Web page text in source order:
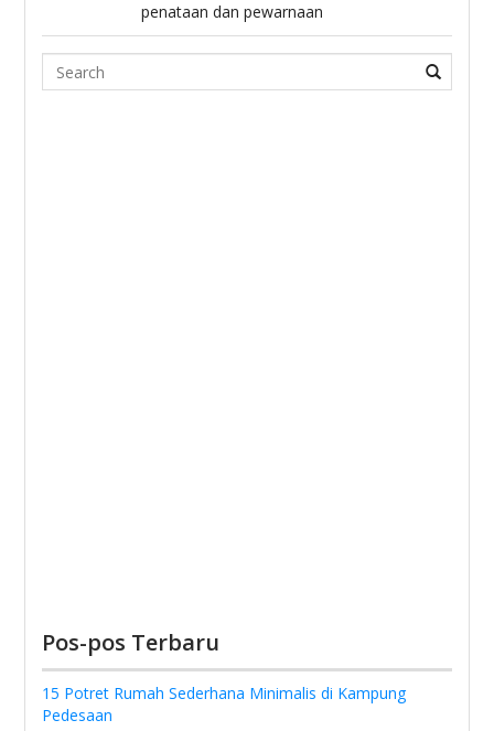
penataan dan pewarnaan
Search
Pos-pos Terbaru
15 Potret Rumah Sederhana Minimalis di Kampung
Pedesaan